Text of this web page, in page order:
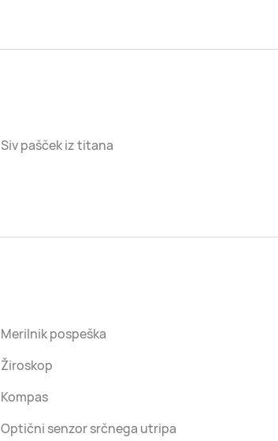
Siv pašček iz titana
Merilnik pospeška
Žiroskop
Kompas
Optični senzor srčnega utripa